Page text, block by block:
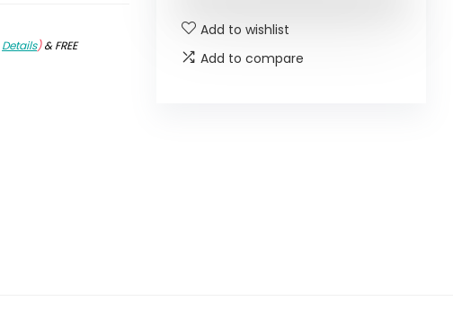
Details)&FREE
Add to wishlist
Add to compare